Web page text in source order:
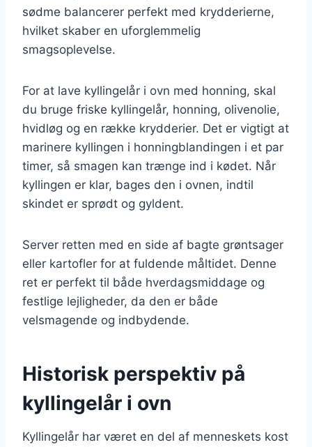
sødme balancerer perfekt med krydderierne,
hvilket skaber en uforglemmelig
smagsoplevelse.
For at lave kyllingelår i ovn med honning, skal
du bruge friske kyllingelår, honning, olivenolie,
hvidløg og en række krydderier. Det er vigtigt at
marinere kyllingen i honningblandingen i et par
timer, så smagen kan trænge ind i kødet. Når
kyllingen er klar, bages den i ovnen, indtil
skindet er sprødt og gyldent.
Server retten med en side af bagte grøntsager
eller kartofler for at fuldende måltidet. Denne
ret er perfekt til både hverdagsmiddage og
festlige lejligheder, da den er både
velsmagende og indbydende.
Historisk perspektiv på
kyllingelår i ovn
Kyllingelår har været en del af menneskets kost